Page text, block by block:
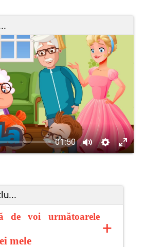
01:50
de voi următoarele
mele
+